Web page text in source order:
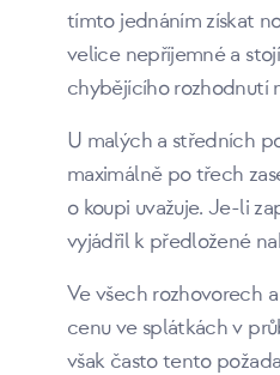
tímto jednáním získat
velice nepříjemné a
chybějícího rozhodnutí
U malých a středních
maximálně po třech
o koupi uvažuje. Je-li
vyjádřil k předložené
Ve všech rozhovorech
cenu ve splátkách v
však často tento